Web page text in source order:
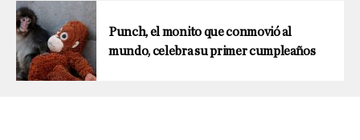
Punch, el monito que conmovió al
mundo, celebra su primer cumpleaños